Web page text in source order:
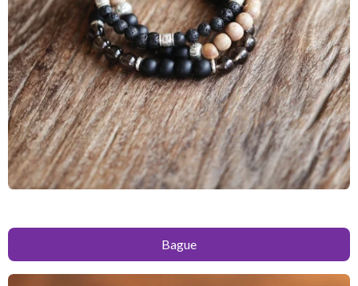
Bague